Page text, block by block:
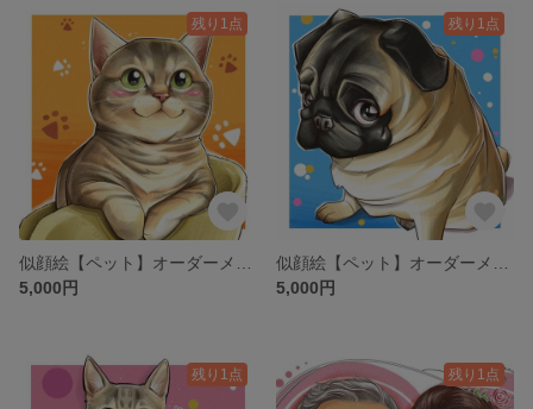
残り1点
5,000円
残り1点
5,000円
残り1点 残り1点